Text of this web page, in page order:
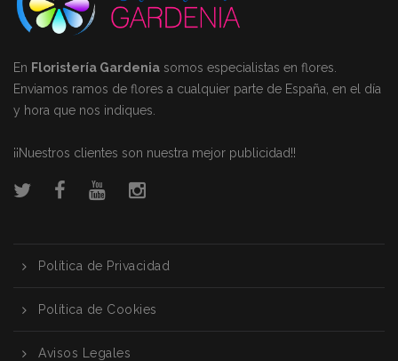
En Floristería Gardenia somos especialistas en flores.
Enviamos ramos de flores a cualquier parte de España, en el día
y hora que nos indiques.
¡¡Nuestros clientes son nuestra mejor publicidad!!
Política de Privacidad
Política de Cookies
Avisos Legales